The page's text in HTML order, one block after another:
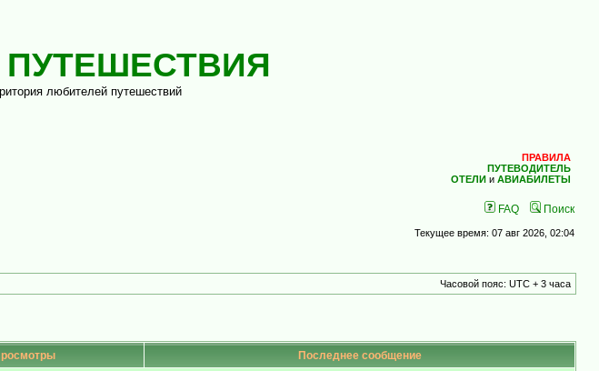
любителей путешествий
ПРАВИЛА
ПУТЕВОДИТЕЛЬ
ОТЕЛИ и АВИАБИЛЕТЫ
FAQ Поиск
Текущее время: 07 авг 2026, 02:04
Часовой пояс: UTC + 3 часа
Последнее сообщение